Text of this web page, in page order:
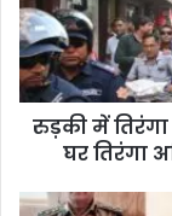
रुड़की में
घर तिरंगा